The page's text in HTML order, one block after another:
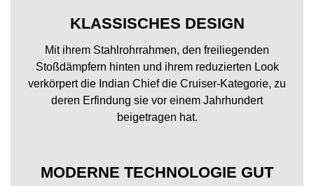
KLASSISCHES DESIGN
Mit ihrem Stahlrohrrahmen, den freiliegenden
Stoßdämpfern hinten und ihrem reduzierten Look
verkörpert die Indian Chief die Cruiser-Kategorie, zu
deren Erfindung sie vor einem Jahrhundert
beigetragen hat.
MODERNE TECHNOLOGIE GUT